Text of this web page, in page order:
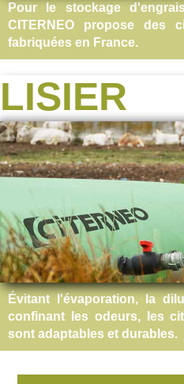
Pour le stockage
CITERNEO propose des
fabriquées en France.
LISIER
Évitant l'évaporation, la
confinant les odeurs, les
sont adaptables et durables.